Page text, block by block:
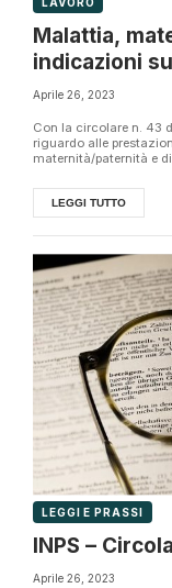
Malattia,
indicazioni
Aprile 26, 2023
Con la circolare n. 43
riguardo alle
maternità/paternità e
LEGGI TUTTO
LEGGI E PRASSI
INPS –
Aprile 26, 2023